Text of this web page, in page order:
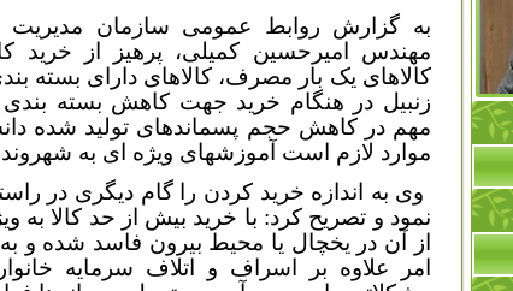
به گزارش روابط عمومی سازمان مدیریت
مهندس امیرحسین کمیلی، پرهیز از خرید
کالاهای یک بار مصرف، کالاهای دارای بسته
زنبیل در هنگام خرید جهت کاهش بسته
مهم در کاهش حجم پسماندهای تولید شده
موارد لازم است آموزشهای ویژه ای به
وی به اندازه خرید کردن را گام دیگری در
نمود و تصریح کرد: با خرید بیش از حد کالا به
از آن در یخچال یا محیط بیرون فاسد شده و
امر علاوه بر اسراف و اتلاف سرمایه